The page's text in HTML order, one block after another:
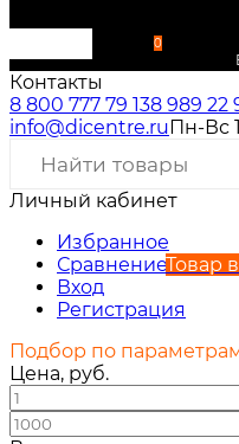
0
Контакты
8 800 777 79 138 989 22
info@dicentre.ru Пн-Вс
Личный кабинет
Избранное
СравнениеТовар
Вход
Регистрация
Подбор по
Цена, руб.